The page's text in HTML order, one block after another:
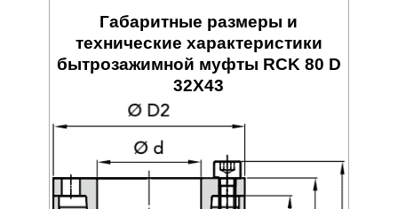
Габаритные размеры и
технические характеристики
бытрозажимной муфты RCK 80 D
32X43